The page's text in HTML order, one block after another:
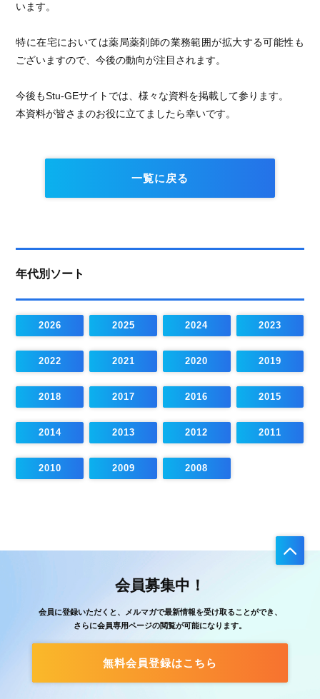
います。
特に在宅においては薬局薬剤師の業務範囲が拡大する可能性も
ございますので、今後の動向が注目されます。
今後もStu-GEサイトでは、様々な資料を掲載して参ります。
本資料が皆さまのお役に立てましたら幸いです。
一覧に戻る
年代別ソート
2026 2025 2024 2023
2022 2021 2020 2019
2018 2017 2016 2015
2014 2013 2012 2011
2010 2009 2008
会員募集中！
会員に登録いただくと、メルマガで最新情報を受け取ることができ、
さらに会員専用ページの閲覧が可能になります。
無料会員登録はこちら